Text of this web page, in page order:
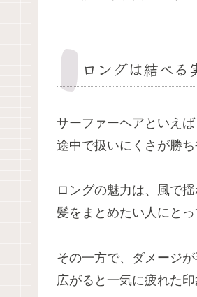
ロングは結べる
サーファーヘアといえ
途中で扱いにくさが勝
ロングの魅力は、風で
髪をまとめたい人にと
その一方で、ダメージ
広がると一気に疲れた